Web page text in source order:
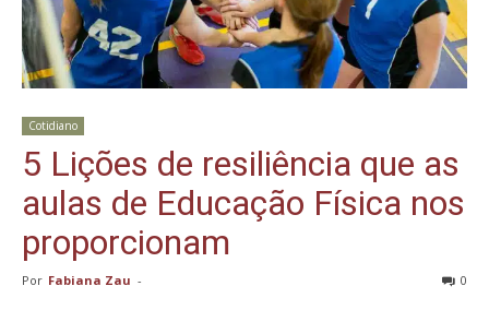
Cotidiano
5 Lições de resiliência que as
aulas de Educação Física nos
proporcionam
Por Fabiana Zau - 0